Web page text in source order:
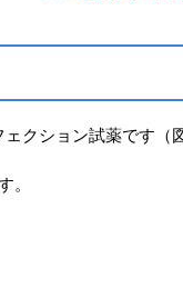
クション試薬です（
。